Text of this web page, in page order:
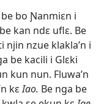
be bo Ɲanmiɛn i
kan ndɛ uflɛ. Be
njin nzue klakla’n i
be kacili i Glɛki
kun nun. Fluwa’n
kɛIao. Be nga be